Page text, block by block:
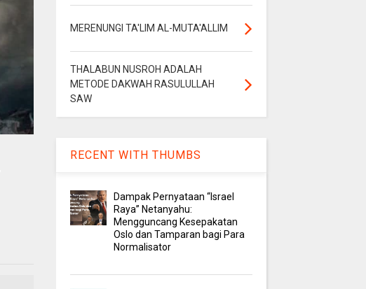
MERENUNGI TA'LIM AL-MUTA'ALLIM
THALABUN NUSROH ADALAH
METODE DAKWAH RASULULLAH
SAW
RECENT WITH THUMBS
Dampak Pernyataan “Israel
Raya” Netanyahu:
Mengguncang Kesepakatan
Oslo dan Tamparan bagi Para
Normalisator